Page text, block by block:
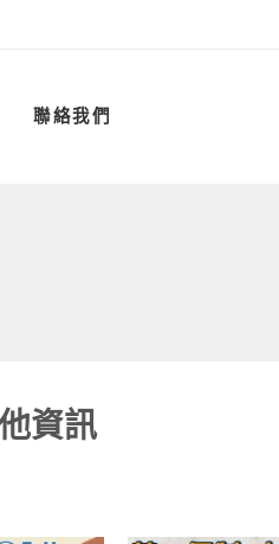
聯絡我們
資訊